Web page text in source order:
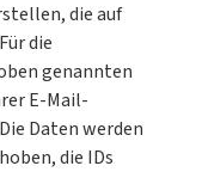
die auf
die
genannten
E-Mail-
Daten werden
die IDs